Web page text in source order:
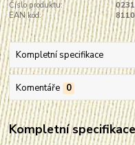
Číslo produktu:
EAN kód:
Kompletní specifikace
Komentáře 0
Kompletní